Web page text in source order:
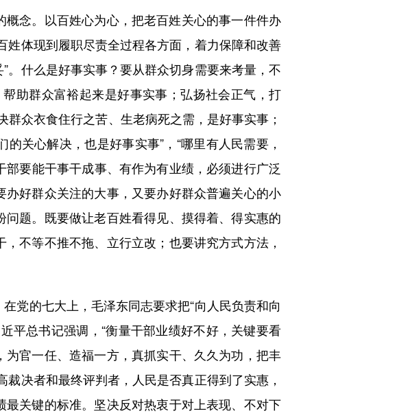
念。以百姓心为心，把老百姓关心的事一件件办
姓体现到履职尽责全过程各方面，着力保障和改善
。什么是好事实事？要从群众切身需要来考量，不
助群众富裕起来是好事实事；弘扬社会正气，打
群众衣食住行之苦、生老病死之需，是好事实事；
关心解决，也是好事实事”，“哪里有人民需要，
部要能干事干成事、有作为有业绩，必须进行广泛
好群众关注的大事，又要办好群众普遍关心的小
题。既要做让老百姓看得见、摸得着、得实惠的
不等不推不拖、立行立改；也要讲究方式方法，
的七大上，毛泽东同志要求把“向人民负责和向
平总书记强调，“衡量干部业绩好不好，关键要看
官一任、造福一方，真抓实干、久久为功，把丰
决者和最终评判者，人民是否真正得到了实惠，
关键的标准。坚决反对热衷于对上表现、不对下